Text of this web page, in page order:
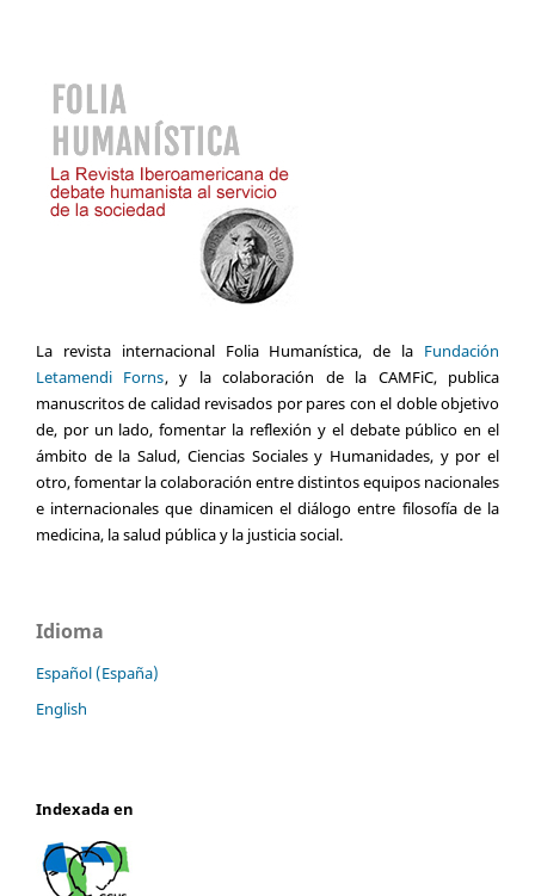
La revista internacional Folia Humanística, de la Fundación
Letamendi Forns, y la colaboración de la CAMFiC, publica
manuscritos de calidad revisados por pares con el doble objetivo
de, por un lado, fomentar la reflexión y el debate público en el
ámbito de la Salud, Ciencias Sociales y Humanidades, y por el
otro, fomentar la colaboración entre distintos equipos nacionales
e internacionales que dinamicen el diálogo entre filosofía de la
medicina, la salud pública y la justicia social.
Idioma
Español (España)
English
Indexada en